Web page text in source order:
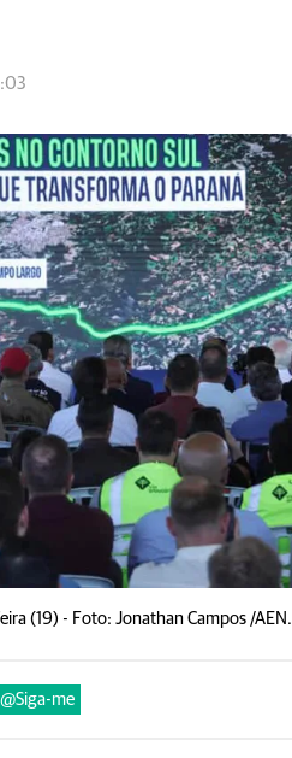
(19) - Foto: Jonathan Campos /AEN.
@Siga-me